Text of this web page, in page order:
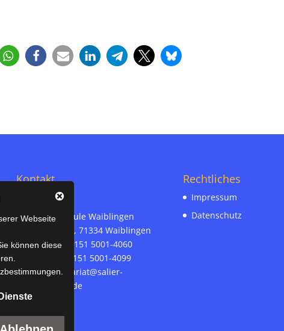
Kontakt
Salier-Realschule Waiblingen
Im Sämann 30, 71334 Waiblingen
Telefon-Nr. 07151 5001-4060
Telefax-Nr. 07151 5001-4099
E-Mail:sekretariat@salier-
rs.schule.bwl.de
Rechtliches
Impressum
Datenschutz
Webseite
können diese